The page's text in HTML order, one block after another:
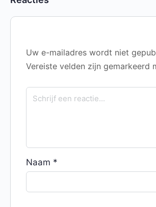
Uw e-mailadres wordt niet
Vereiste velden zijn gemarkeerd
Naam *